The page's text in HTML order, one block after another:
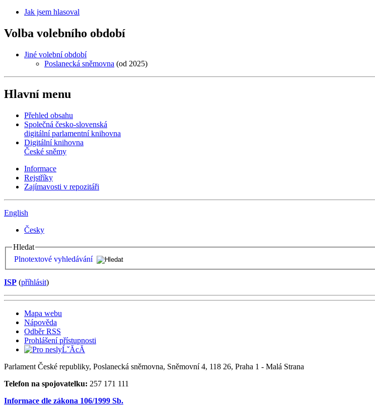
Jak jsem hlasoval
Volba volebního období
Jiné volební období
Poslanecká sněmovna (od 2025)
Hlavní menu
Přehled obsahu
Společná česko-slovenská
digitální parlamentní knihovna
Digitální knihovna
České sněmy
Informace
Rejstříky
Zajímavosti v repozitáři
English
Česky
Hledat
Plnotextové vyhledávání
ISP (příhlásit)
Mapa webu
Nápověda
Odběr RSS
Prohlášení přístupnosti
Parlament České republiky, Poslanecká sněmovna, Sněmovní 4, 118 26, Praha 1 - Malá Strana
Telefon na spojovatelku: 257 171 111
Informace dle zákona 106/1999 Sb.